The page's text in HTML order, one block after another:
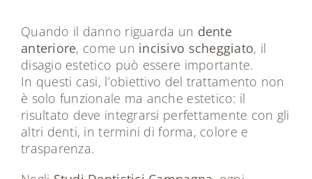
Quando il danno riguarda un dente
anteriore, come un incisivo scheggiato, il
disagio estetico può essere importante.
In questi casi, l’obiettivo del trattamento non
è solo funzionale ma anche estetico: il
risultato deve integrarsi perfettamente con gli
altri denti, in termini di forma, colore e
trasparenza.